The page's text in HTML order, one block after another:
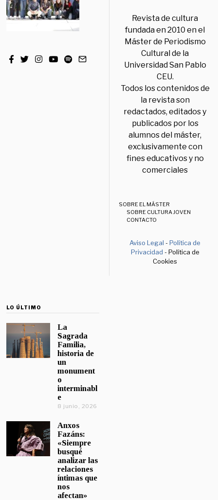
Revista de cultura
fundada en 2010 en el
Máster de Periodismo
Cultural de la
Universidad San Pablo
CEU.
Todos los contenidos de
la revista son
redactados, editados y
publicados por los
alumnos del máster,
exclusivamente con
fines educativos y no
comerciales
SOBRE EL MÁSTER
SOBRE CULTURA JOVEN
CONTACTO
Aviso Legal -Política de
Privacidad - Política de
Cookies
LO ÚLTIMO
La
Sagrada
Familia,
historia de
un
monument
o
interminabl
e
8 junio, 2026
Anxos
Fazáns:
«Siempre
busqué
analizar las
relaciones
íntimas que
nos
afectan»